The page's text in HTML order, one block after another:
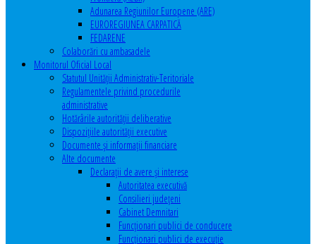
Adunarea Regiunilor Europene (ARE)
EUROREGIUNEA CARPATICĂ
FEDARENE
Colaborări cu ambasadele
Monitorul Oficial Local
Statutul Unităţii Administrativ-Teritoriale
Regulamentele privind procedurile
administrative
Hotărârile autorităţii deliberative
Dispoziţiile autorităţii executive
Documente şi informaţii financiare
Alte documente
Declaraţii de avere şi interese
Autoritatea executivă
Consilieri judeţeni
Cabinet Demnitari
Funcţionari publici de conducere
Funcționari publici de execuție